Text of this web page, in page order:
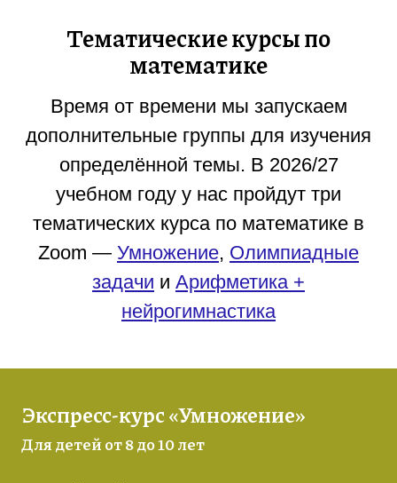
Тематические курсы по
математике
Время от времени мы запускаем
дополнительные группы для изучения
определённой темы. В 2026/27
учебном году у нас пройдут три
тематических курса по математике в
Zoom — Умножение, Олимпиадные
задачи и Арифметика +
нейрогимнастика
Экспресс-курс «Умножение»
Для детей от 8 до 10 лет